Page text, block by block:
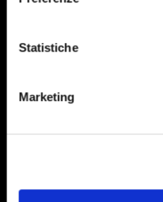
Statistiche
Marketing
925
940
955
956